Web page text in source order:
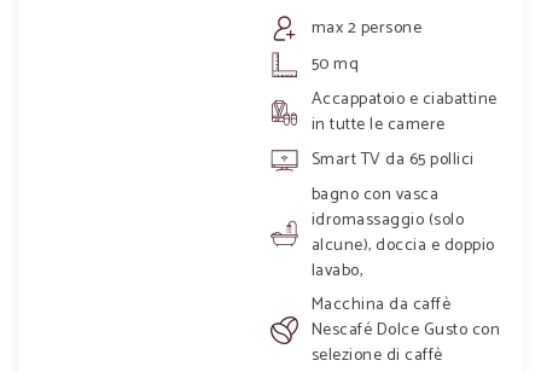
max 2 persone
50 mq
Accappatoio e ciabattine
in tutte le camere
Smart TV da 65 pollici
bagno con vasca
idromassaggio (solo
alcune), doccia e doppio
lavabo,
Macchina da caffè
Nescafé Dolce Gusto con
selezione di caffè